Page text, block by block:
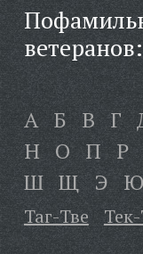
ветеранов:
А Б В Г
Н О П Р
Ш Щ Э Ю
Таг-Тве